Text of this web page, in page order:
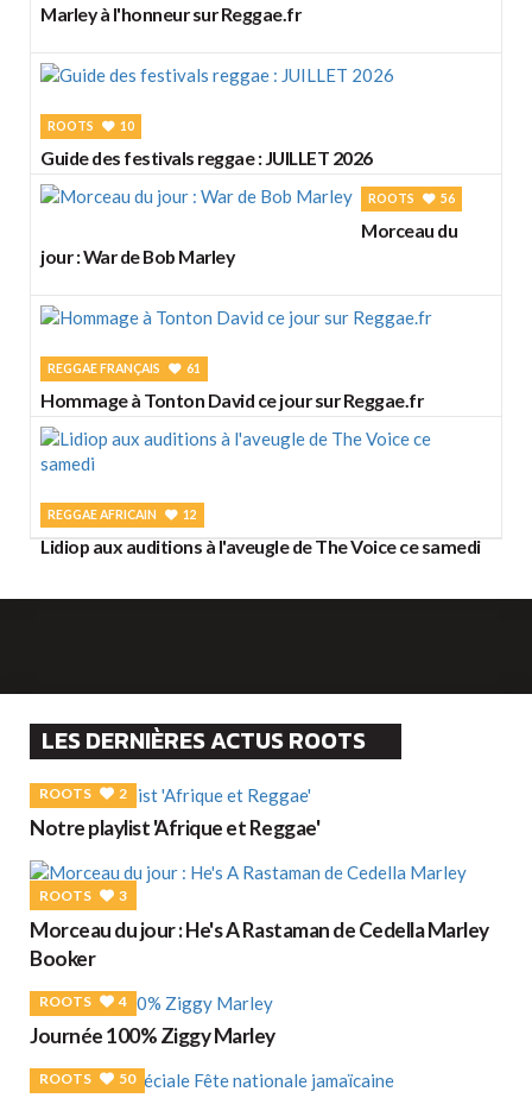
Marley à l'honneur sur Reggae.fr
ROOTS 10
Guide des festivals reggae : JUILLET 2026
ROOTS 56
Morceau du
jour : War de Bob Marley
REGGAE FRANÇAIS 61
Hommage à Tonton David ce jour sur Reggae.fr
REGGAE AFRICAIN 12
Lidiop aux auditions à l'aveugle de The Voice ce samedi
LES DERNIÈRES ACTUS ROOTS
ROOTS 2
Notre playlist 'Afrique et Reggae'
ROOTS 3
Morceau du jour : He's A Rastaman de Cedella Marley
Booker
ROOTS 4
Journée 100% Ziggy Marley
ROOTS 50